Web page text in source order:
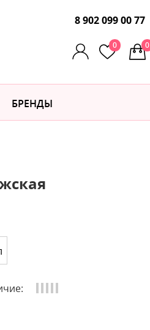
8 902 099 00 77
0 0
БРЕНДЫ